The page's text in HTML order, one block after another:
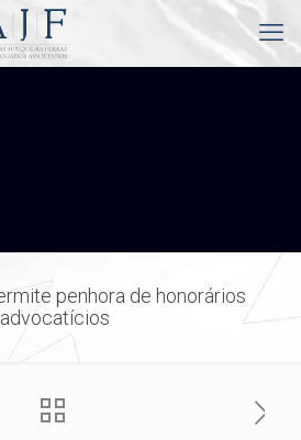
penhora de honorários
advocatícios